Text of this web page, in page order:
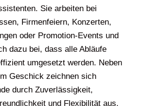
Sie arbeiten bei
Firmenfeiern, Konzerten,
oder Promotion-Events und
dazu bei, dass alle Abläufe
umgesetzt werden. Neben
Geschick zeichnen sich
durch Zuverlässigkeit,
und Flexibilität aus.